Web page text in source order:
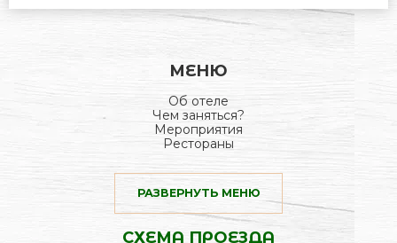
МЕНЮ
Об отеле
Чем заняться?
Мероприятия
Рестораны
РАЗВЕРНУТЬ МЕНЮ
СХЕМА ПРОЕЗДА